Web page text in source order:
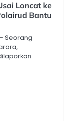
Loncat ke
Bantu
– Seorang